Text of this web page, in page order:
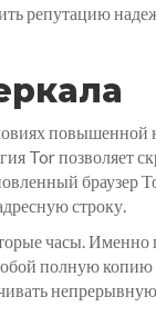
репутацию
повышенной
Tor позволяет
браузер
строку.
часы. Именно
полную копию
непрерывную